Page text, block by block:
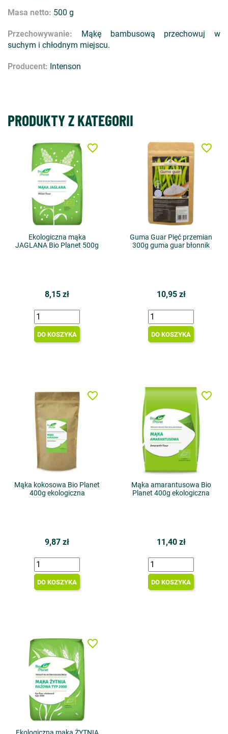
Masa netto: 500 g
Przechowywanie: Mąkę bambusową przechowuj w
suchym i chłodnym miejscu.
Producent: Intenson
PRODUKTY Z KATEGORII
Ekologiczna mąka
JAGLANA Bio Planet 500g
8,15 zł
DO KOSZYKA
favorite_border
Guma Guar Pięć przemian
300g guma guar błonnik
10,95 zł
DO KOSZYKA
favorite_border
Mąka kokosowa Bio Planet
400g ekologiczna
9,87 zł
DO KOSZYKA
favorite_border
Mąka amarantusowa Bio
Planet 400g ekologiczna
11,40 zł
DO KOSZYKA
favorite_border
favorite_border